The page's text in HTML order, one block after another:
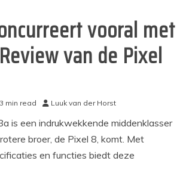
vooral met
van de Pixel
3 min read Luuk van der Horst
is een indrukwekkende middenklasser
broer, de Pixel 8, komt. Met
en functies biedt deze